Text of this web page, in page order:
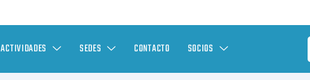
ACTIVIDADES SEDES CONTACTO SOCIOS